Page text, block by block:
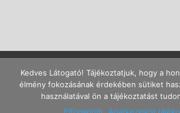
Ajánlott böngészők: Firefox 40+, Chrome 45+,
felbontás: legalább 1280x720p.
Kedves Látogató! Tájékoztatjuk, hogy a
élmény fokozásának érdekében sütiket
használatával ön a tájékoztatást